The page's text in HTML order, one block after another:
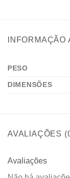
INFORMAÇÃO
PESO
DIMENSÕES
AVALIAÇÕES
Avaliações